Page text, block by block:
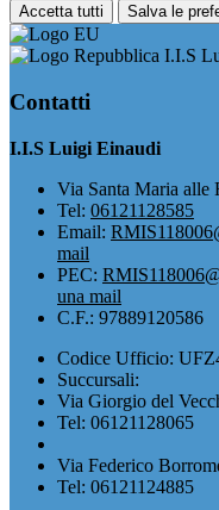
Accetta tutti Salva le
I.I.S
Contatti
I.I.S Luigi Einaudi
Via Santa Maria alle
Tel: 06121128585
Email:
mail
PEC:
una mail
C.F.: 97889120586
Codice Ufficio:
Succursali:
Via Giorgio del
Tel: 06121128065
Via Federico
Tel: 06121124885